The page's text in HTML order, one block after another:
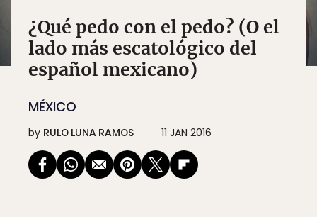
¿Qué pedo con el pedo? (O el
lado más escatológico del
español mexicano)
MÉXICO
by RULO LUNA RAMOS 11 JAN 2016